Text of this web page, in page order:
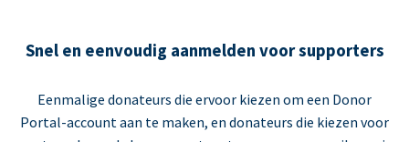
Snel en eenvoudig aanmelden voor supporters
Eenmalige donateurs die ervoor kiezen om een Donor
Portal-account aan te maken, en donateurs die kiezen voor